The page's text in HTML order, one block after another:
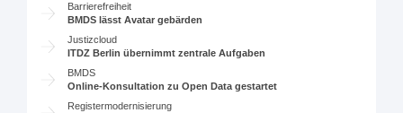
Barrierefreiheit
BMDS lässt Avatar gebärden
Justizcloud
ITDZ Berlin übernimmt zentrale Aufgaben
BMDS
Online-Konsultation zu Open Data gestartet
Registermodernisierung